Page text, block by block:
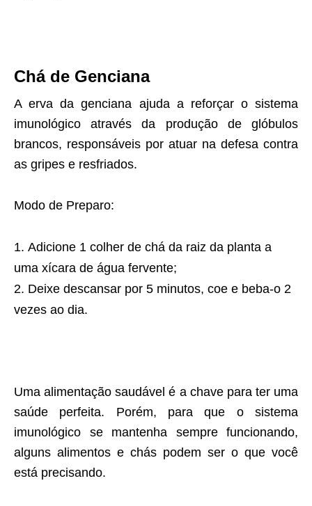
Chá de Genciana
A erva da genciana ajuda a reforçar o sistema
imunológico através da produção de glóbulos
brancos, responsáveis por atuar na defesa contra
as gripes e resfriados.
Modo de Preparo:
Adicione 1 colher de chá da raiz da planta a
uma xícara de água fervente;
Deixe descansar por 5 minutos, coe e beba-o 2
vezes ao dia.
Uma alimentação saudável é a chave para ter uma
saúde perfeita. Porém, para que o sistema
imunológico se mantenha sempre funcionando,
alguns alimentos e chás podem ser o que você
está precisando.